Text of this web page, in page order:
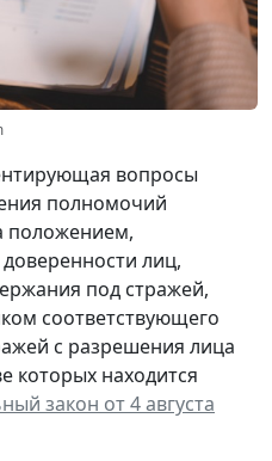
вопросы
полномочий
положением,
лиц,
под стражей,
соответствующего
с разрешения лица
которых находится
закон от 4 августа